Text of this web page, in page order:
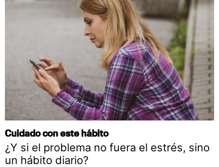
Cuidado con este hábito
¿Y si el problema no fuera el estrés, sino
un hábito diario?